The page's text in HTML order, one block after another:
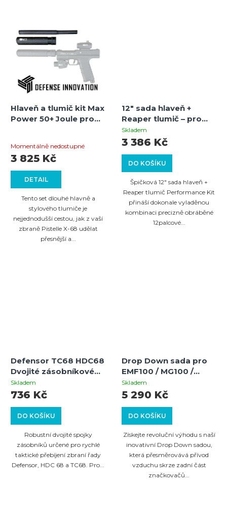
Hlaveň a tlumič kit Max
Power 50+ Joule pro
5,0
z
5
hvězdiček.
Momentálně nedostupné
DETAIL
3 825 Kč
Tento set dlouhé hlavně a
stylového tlumiče je
nejjednodušší cestou, jak z vaší
zbraně Pistelle X-68 udělat
přesnější a...
12" sada hlaveň +
Reaper tlumič – pro
Valken M17 / CQMF /
MILSIG M17 / M5 / Nova
Skladem
DO KOŠÍKU
3 386 Kč
Špičková 12" sada hlaveň +
Reaper tlumič Performance Kit
přináší dokonale vyladěnou
kombinaci precizně obráběné
12palcové...
Defensor TC68 HDC68
Dvojité zásobníkové
spojky (Zásobníky
nejsou součástí balení)
Skladem
DO KOŠÍKU
736 Kč
Robustní dvojité spojky
zásobníků určené pro rychlé
taktické přebíjení zbraní řady
Defensor, HDC 68 a TC68. Pro...
Drop Down sada pro
EMF100 / MG100 /
MCS100 – Vnitřní
vzduchové vedení
vzduchové lahve a
pažby)
Skladem
DO KOŠÍKU
5 290 Kč
Získejte revoluční výhodu s naší
inovativní Drop Down sadou,
která přesměrovává přívod
vzduchu skrze zadní část
značkovačů...